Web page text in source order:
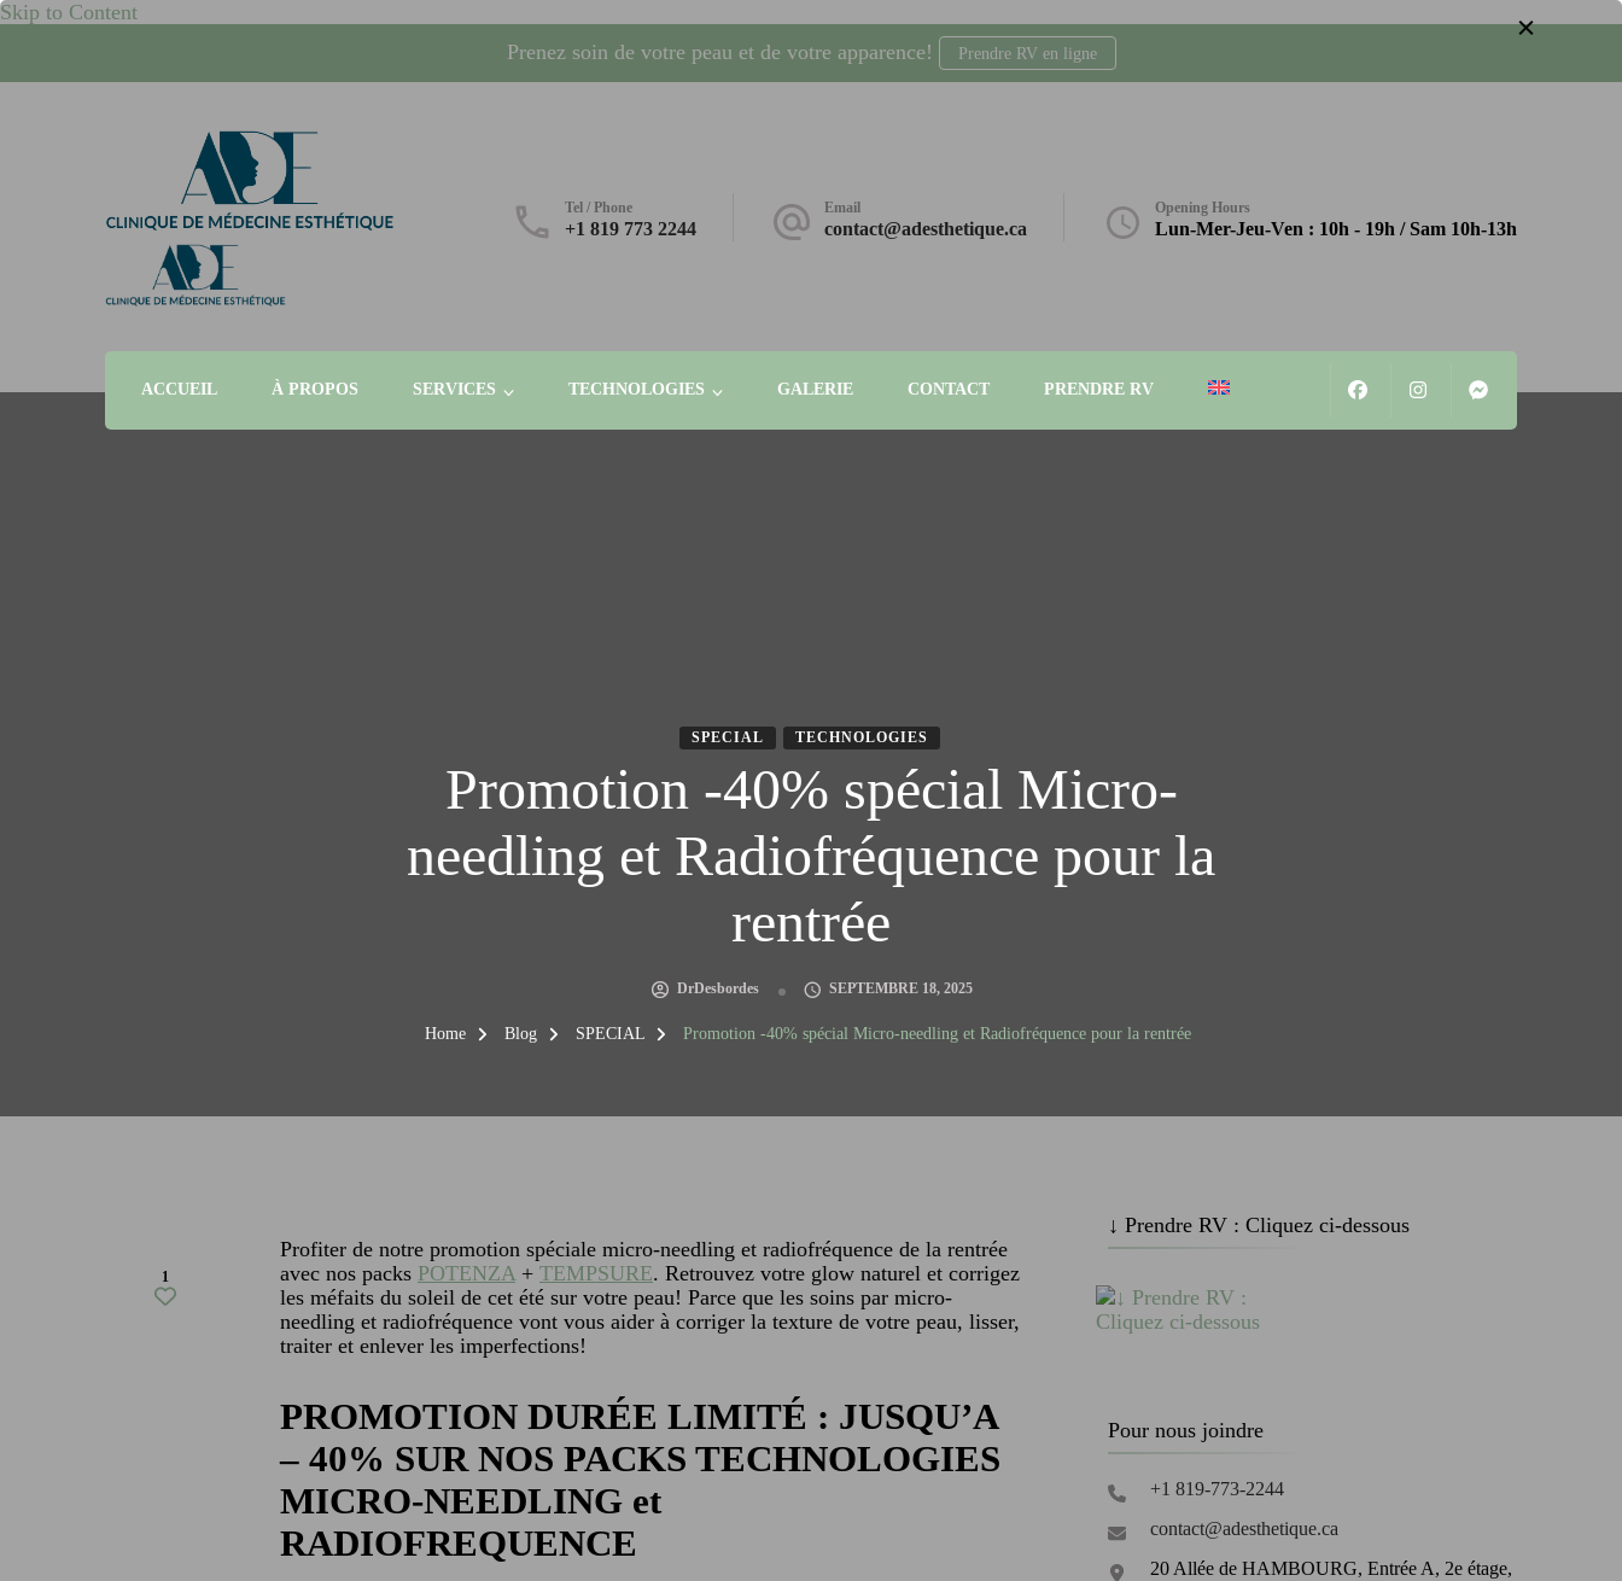
Skip to Content
Prenez soin de votre peau et de votre apparence!
Prendre RV en ligne
whcrand
Injections Botox, fillers, visage, technologies microneedling, laser, radio-fréquence. Gatineau, Plateau AGORA
Tel / Phone
+1 819 773 2244
Email
contact@adesthetique.ca
Opening Hours
Lun-Mer-Jeu-Ven : 10h - 19h / Sam 10h-13h
ACCUEIL À PROPOS SERVICES TECHNOLOGIES GALERIE CONTACT PRENDRE RV
SPECIAL TECHNOLOGIES
Promotion -40% spécial Micro-
needling et Radiofréquence pour la
rentrée
DrDesbordes SEPTEMBRE 18, 2025
Home Blog SPECIAL Promotion -40% spécial Micro-needling et Radiofréquence pour la rentrée
1
Profiter de notre promotion spéciale micro-needling et radiofréquence de la rentrée
avec nos packs POTENZA+ TEMPSURE. Retrouvez votre glow naturel et corrigez
les méfaits du soleil de cet été sur votre peau! Parce que les soins par micro-
needling et radiofréquence vont vous aider à corriger la texture de votre peau, lisser,
traiter et enlever les imperfections!
PROMOTION DURÉE LIMITÉ : JUSQU’A
– 40% SUR NOS PACKS TECHNOLOGIES
MICRO-NEEDLING et
RADIOFREQUENCE
↓ Prendre RV : Cliquez ci-dessous
Pour nous joindre
+1 819-773-2244
contact@adesthetique.ca
20 Allée de HAMBOURG, Entrée A, 2e étage,